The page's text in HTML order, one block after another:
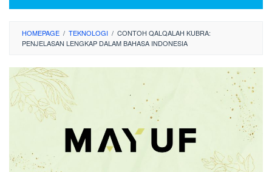
HOMEPAGE / TEKNOLOGI / CONTOH QALQALAH KUBRA:
PENJELASAN LENGKAP DALAM BAHASA INDONESIA